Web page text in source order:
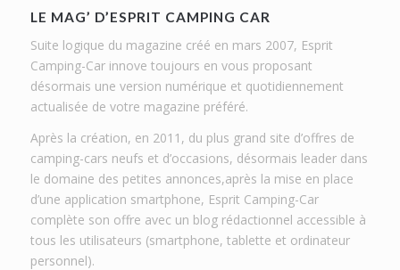
LE MAG’ D’ESPRIT CAMPING CAR
Suite logique du magazine créé en mars 2007, Esprit
Camping-Car innove toujours en vous proposant
désormais une version numérique et quotidiennement
actualisée de votre magazine préféré.
Après la création, en 2011, du plus grand site d’offres de
camping-cars neufs et d’occasions, désormais leader dans
le domaine des petites annonces,après la mise en place
d’une application smartphone, Esprit Camping-Car
complète son offre avec un blog rédactionnel accessible à
tous les utilisateurs (smartphone, tablette et ordinateur
personnel).